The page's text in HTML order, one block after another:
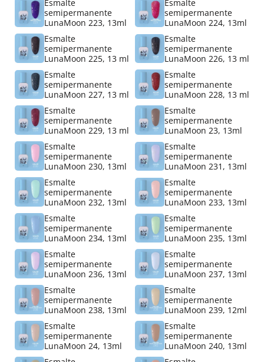
Esmalte
semipermanente
LunaMoon 223, 13ml
Esmalte
semipermanente
LunaMoon 224, 13ml
Esmalte
semipermanente
LunaMoon 225, 13 ml
Esmalte
semipermanente
LunaMoon 226, 13 ml
Esmalte
semipermanente
LunaMoon 227, 13 ml
Esmalte
semipermanente
LunaMoon 228, 13 ml
Esmalte
semipermanente
LunaMoon 229, 13 ml
Esmalte
semipermanente
LunaMoon 23, 13ml
Esmalte
semipermanente
LunaMoon 230, 13ml
Esmalte
semipermanente
LunaMoon 231, 13ml
Esmalte
semipermanente
LunaMoon 232, 13ml
Esmalte
semipermanente
LunaMoon 233, 13ml
Esmalte
semipermanente
LunaMoon 234, 13ml
Esmalte
semipermanente
LunaMoon 235, 13ml
Esmalte
semipermanente
LunaMoon 236, 13ml
Esmalte
semipermanente
LunaMoon 237, 13ml
Esmalte
semipermanente
LunaMoon 238, 13ml
Esmalte
semipermanente
LunaMoon 239, 12ml
Esmalte
semipermanente
LunaMoon 24, 13ml
Esmalte
semipermanente
LunaMoon 240, 13ml